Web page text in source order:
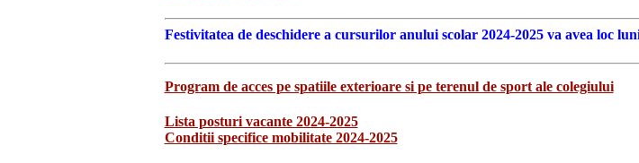
Festivitatea de deschidere a cursurilor anului scolar 2024-2025 va avea loc
Program de acces pe spatiile exterioare si pe terenul de sport ale colegiului
Lista posturi vacante 2024-2025
Conditii specifice mobilitate 2024-2025